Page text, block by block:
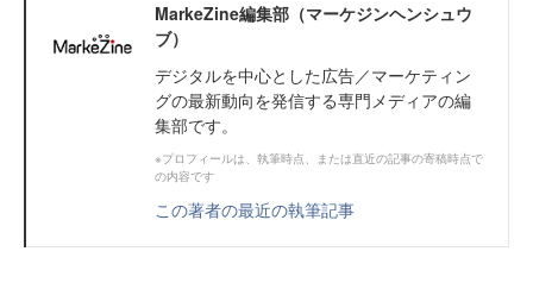
MarkeZine編集部（マーケジンヘンシュウ
ブ）
デジタルを中心とした広告／マーケティン
グの最新動向を発信する専門メディアの編
集部です。
※プロフィールは、執筆時点、または直近の記事の寄稿時点で
の内容です
この著者の最近の執筆記事